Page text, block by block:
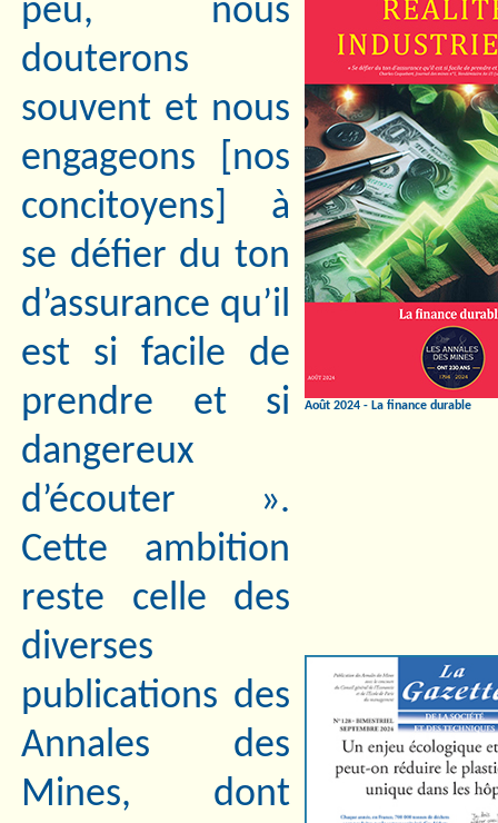
peu, nous
douterons
souvent et nous
engageons [nos
concitoyens] à
se défier du ton
d’assurance qu’il
est si facile de
prendre et si
dangereux
d’écouter ».
Cette ambition
reste celle des
diverses
publications des
Annales des
Mines, dont
Août 2024 - La finance durable